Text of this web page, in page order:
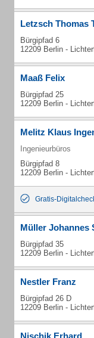
Letzsch Thomas
Bürgipfad 6
12209 Berlin -
Maaß Felix
Bürgipfad 25
12209 Berlin -
Melitz Klaus
Ingenieurbüros
Bürgipfad 8
12209 Berlin -
Gratis-
Müller Johannes
Bürgipfad 35
12209 Berlin -
Nestler Franz
Bürgipfad 26 D
12209 Berlin -
Nischik Erhard